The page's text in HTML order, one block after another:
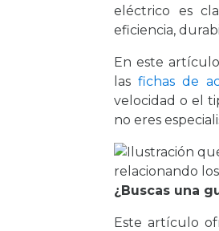
eléctrico es
eficiencia,
En este
las fichas de
velocidad o el
no eres
¿Buscas una
Este artículo